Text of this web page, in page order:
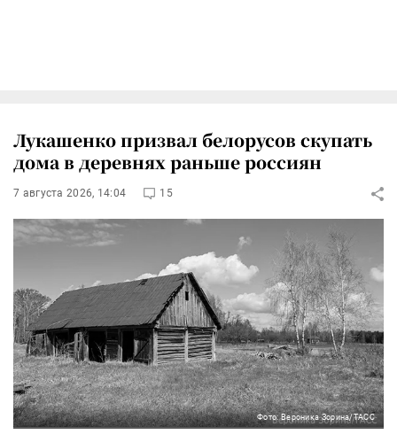
Лукашенко призвал белорусов скупать
дома в деревнях раньше россиян
7 августа 2026, 14:04 15
Фото: Вероника Зорина/ТАСС